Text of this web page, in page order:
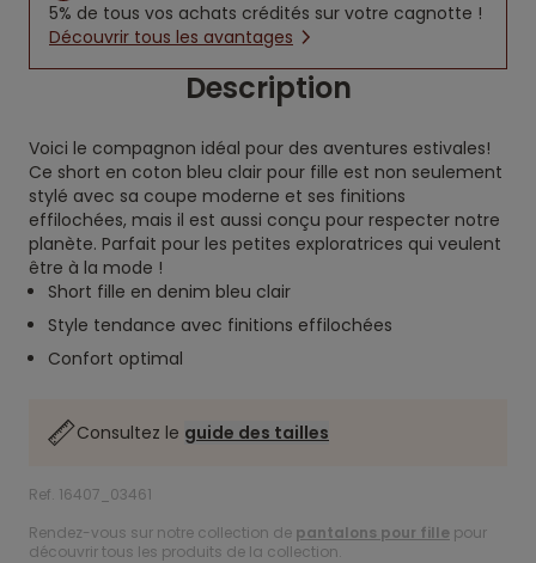
5% de tous vos achats crédités sur votre cagnotte !
Découvrir tous les avantages
Description
Voici le compagnon idéal pour des aventures estivales!
Ce short en coton bleu clair pour fille est non seulement
stylé avec sa coupe moderne et ses finitions
effilochées, mais il est aussi conçu pour respecter notre
planète. Parfait pour les petites exploratrices qui veulent
être à la mode !
Short fille en denim bleu clair
Style tendance avec finitions effilochées
Confort optimal
Consultez le guide des tailles
Ref. 16407_03461
Rendez-vous sur notre collection de pantalons pour fille pour
découvrir tous les produits de la collection.